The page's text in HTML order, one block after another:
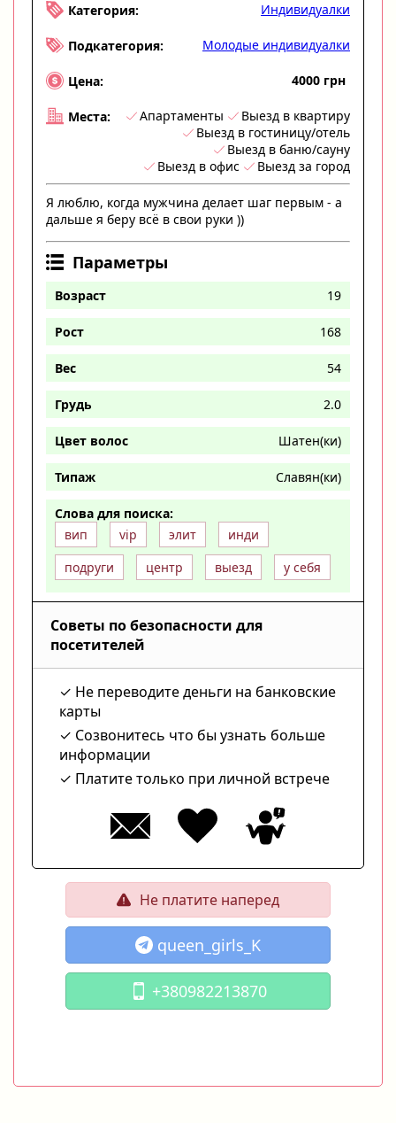
Категория: Индивидуалки
Подкатегория: Молодые индивидуалки
Цена: 4000 грн
Места: Апартаменты
Выезд в квартиру
Выезд в гостиницу/отель
Выезд в баню/сауну
Выезд в офис
Выезд за город
Я люблю, когда мужчина делает шаг первым - а
дальше я беру всё в свои руки ))
Параметры
Возраст 19
Рост 168
Вес 54
Грудь 2.0
Цвет волос Шатен(ки)
Типаж Славян(ки)
Слова для поиска:
вип
vip элит
инди
подруги
центр выезд у себя
Советы по безопасности для
посетителей
Не переводите деньги на банковские
карты
Созвонитесь что бы узнать больше
информации
Платите только при личной встрече
Не платите наперед
queen_girls_K
+380982213870